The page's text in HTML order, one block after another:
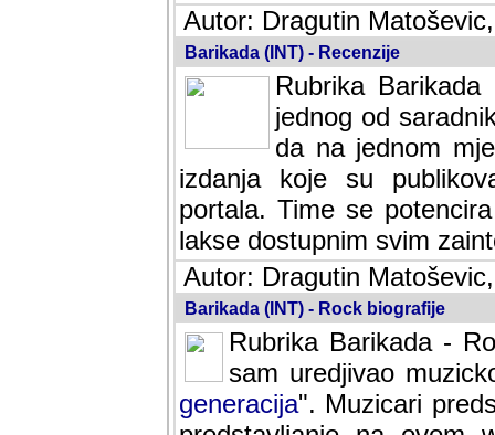
Autor: Dragutin
Barikada (INT) - Recenzije
Rubrika
jednog od
da na jednom
izdanja koje su
portala. Time se
lakse dostupnim svim
Autor: Dragutin
Barikada (INT) - Rock biografije
Rubrika Barikada -
sam uredjivao
generacija". Muzicari